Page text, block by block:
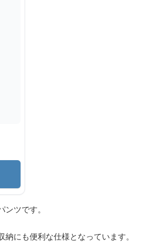
ツです。
にも便利な仕様となっています。